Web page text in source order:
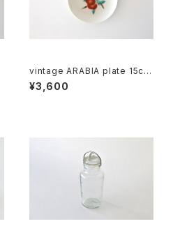
vintage ARABIA plate 15cm
/ オールドアラビア パン皿 15c
m
¥3,600